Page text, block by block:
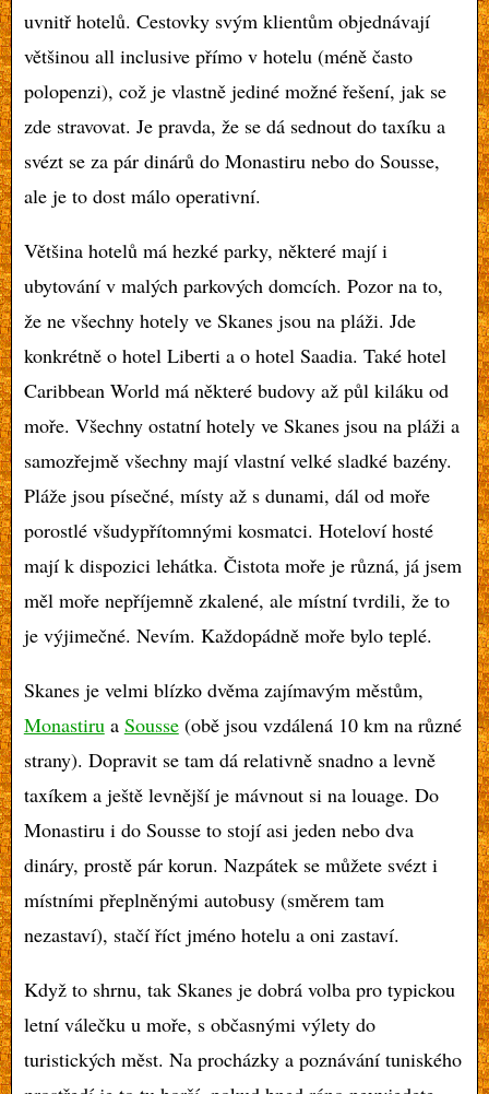
uvnitř hotelů. Cestovky svým klientům objednávají
většinou all inclusive přímo v hotelu (méně často
polopenzi), což je vlastně jediné možné řešení, jak se
zde stravovat. Je pravda, že se dá sednout do taxíku a
svézt se za pár dinárů do Monastiru nebo do Sousse,
ale je to dost málo operativní.
Většina hotelů má hezké parky, některé mají i
ubytování v malých parkových domcích. Pozor na to,
že ne všechny hotely ve Skanes jsou na pláži. Jde
konkrétně o hotel Liberti a o hotel Saadia. Také hotel
Caribbean World má některé budovy až půl kiláku od
moře. Všechny ostatní hotely ve Skanes jsou na pláži a
samozřejmě všechny mají vlastní velké sladké bazény.
Pláže jsou písečné, místy až s dunami, dál od moře
porostlé všudypřítomnými kosmatci. Hoteloví hosté
mají k dispozici lehátka. Čistota moře je různá, já jsem
měl moře nepříjemně zkalené, ale místní tvrdili, že to
je výjimečné. Nevím. Každopádně moře bylo teplé.
Skanes je velmi blízko dvěma zajímavým městům,
Monastiru a Sousse(obě jsou vzdálená 10 km na různé
strany). Dopravit se tam dá relativně snadno a levně
taxíkem a ještě levnější je mávnout si na louage. Do
Monastiru i do Sousse to stojí asi jeden nebo dva
dináry, prostě pár korun. Nazpátek se můžete svézt i
místními přeplněnými autobusy (směrem tam
nezastaví), stačí říct jméno hotelu a oni zastaví.
Když to shrnu, tak Skanes je dobrá volba pro typickou
letní válečku u moře, s občasnými výlety do
turistických měst. Na procházky a poznávání tuniského